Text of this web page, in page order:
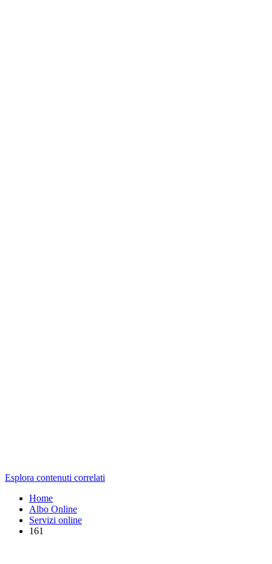
Esplora contenuti correlati
Home
Albo Online
Servizi online
161